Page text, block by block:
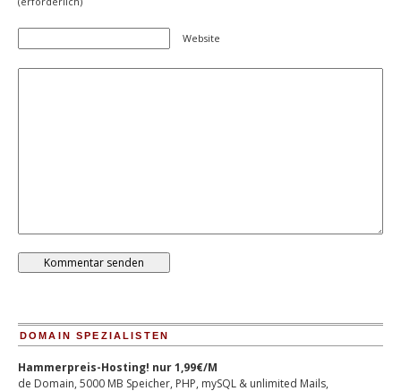
Website
DOMAIN SPEZIALISTEN
Hammerpreis-Hosting! nur 1,99€/M
de Domain, 5000 MB Speicher, PHP, mySQL & unlimited Mails,